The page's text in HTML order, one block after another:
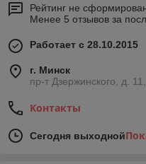
Рейтинг не
Менее 5 отзывов за
Работает с 28.10.2015
г. Минск
пр-т Дзержинского, д.
Контакты
Сегодня выходной